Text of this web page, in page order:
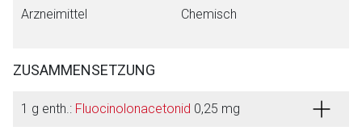
Arzneimittel Chemisch
ZUSAMMENSETZUNG
1 g enth.: Fluocinolonacetonid 0,25 mg